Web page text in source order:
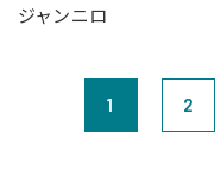
ジャンニロ
1 2